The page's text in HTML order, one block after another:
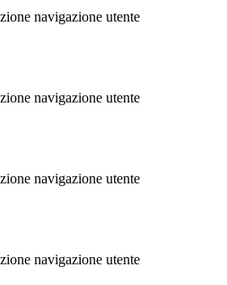
navigazione utente
navigazione utente
navigazione utente
navigazione utente